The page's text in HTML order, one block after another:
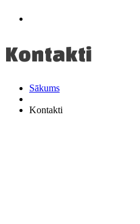
Kontakti
Sākums
Kontakti